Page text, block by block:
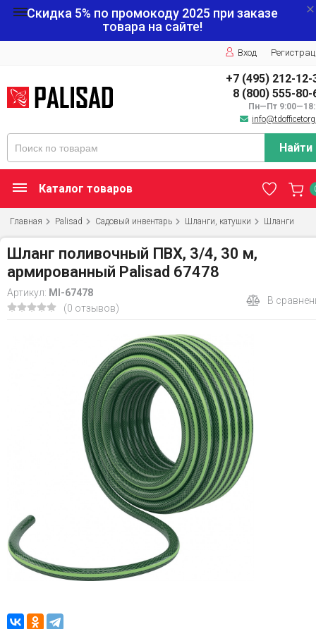
Скидка 5% по промокоду 2025 при заказе
товара на сайте!
Вход
+7 (495) 212-12-
8 (800) 555-80-
Пн—Пт
Найти
Каталог товаров
Главная Palisad Садовый инвентарь Шланги, катушки Шланги
Шланг поливочный ПВХ, 3/4, 30 м,
армированный Palisad 67478
Артикул: MI-67478
(0 отзывов)
В